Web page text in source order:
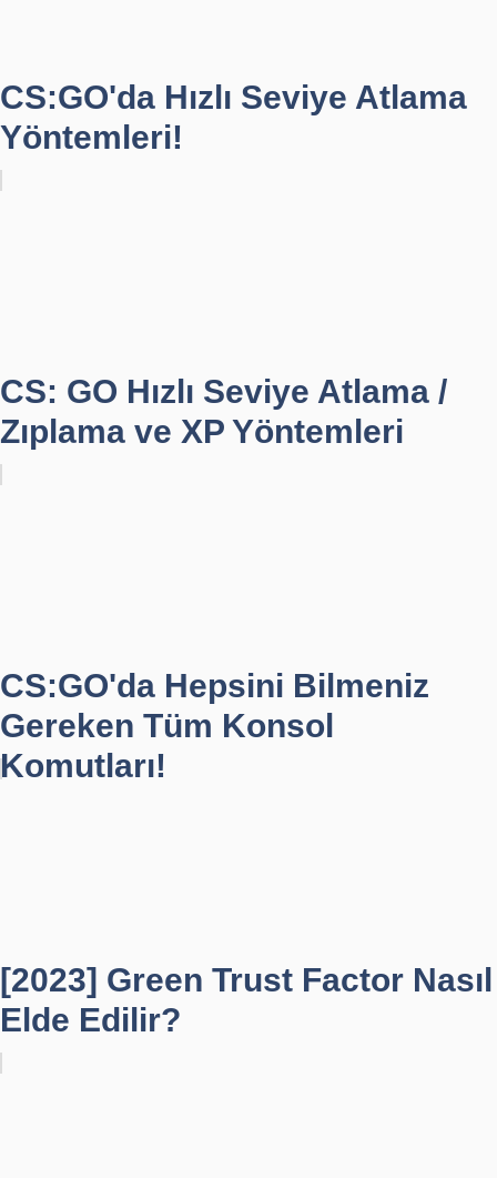
CS:GO'da Hızlı Seviye Atlama
Yöntemleri!
CS: GO Hızlı Seviye Atlama /
Zıplama ve XP Yöntemleri
CS:GO'da Hepsini Bilmeniz
Gereken Tüm Konsol
Komutları!
[2023] Green Trust Factor Nasıl
Elde Edilir?